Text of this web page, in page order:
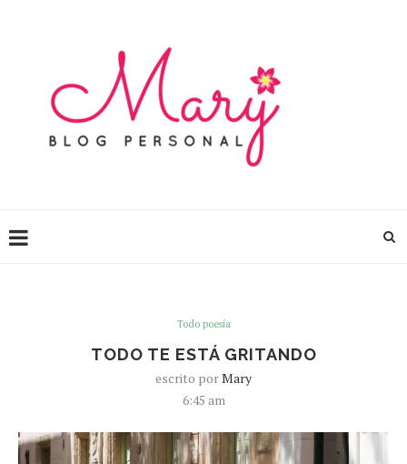
Todo poesía
TODO TE ESTÁ GRITANDO
escrito porMary
6:45 am